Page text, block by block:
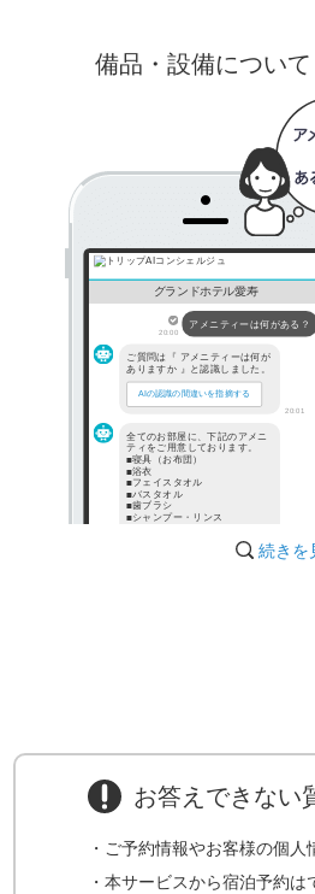
備品・設備について
グランドホテル愛寿
20:00
アメニティーは何がある？
ご質問は『 アメニティーは何が
ありますか 』と認識しました。
AIの認識の間違いを指摘する
20:01
全てのお部屋に、下記のアメニ
ティをご用意しております。
■寝具（お布団）
■浴衣
■フェイスタオル
■バスタオル
■歯ブラシ
■シャンプー・リンス
20:01
続きを
お答えできない
・ご予約情報やお客様の個
・本サービスから宿泊予約は